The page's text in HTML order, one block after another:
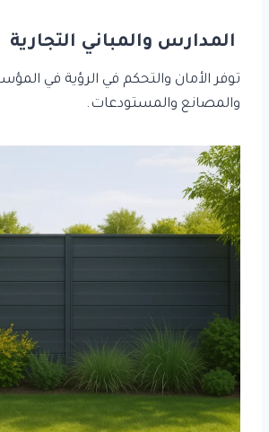
المدارس والمباني التجارية
توفر الأمان والتحكم في الرؤية في
والمصانع والمستودعات.